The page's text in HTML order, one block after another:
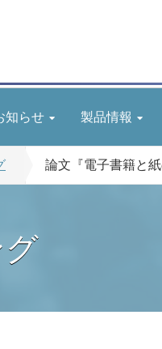
知らせ 製品情報
論文『電子書籍と